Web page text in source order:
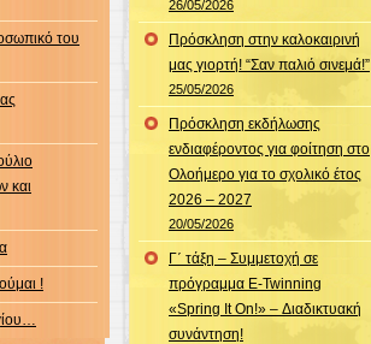
του
και
!
26/05/2026
Πρόσκληση στην καλοκαιρινή
μας γιορτή! “Σαν παλιό σινεμά!”
25/05/2026
Πρόσκληση εκδήλωσης
ενδιαφέροντος για φοίτηση στο
Ολοήμερο για το σχολικό έτος
2026 – 2027
20/05/2026
Γ΄ τάξη – Συμμετοχή σε
πρόγραμμα E-Twinning
«Spring It On!» – Διαδικτυακή
συνάντηση!